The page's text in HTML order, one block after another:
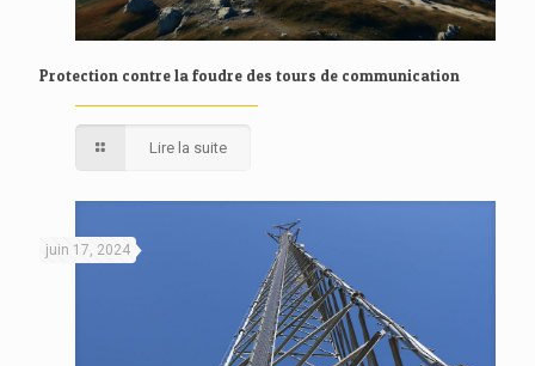
Protection contre la foudre des tours de communication
Lire la suite
juin 17, 2024